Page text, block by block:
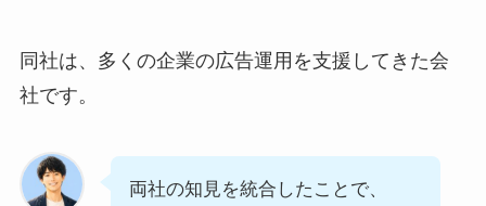
同社は、多くの企業の広告運用を支援してきた会
社です。
両社の知見を統合したことで、